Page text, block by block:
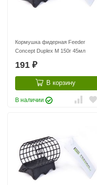
Кормушка фидерная Feeder
Concept Duplex M 150г 45мл
191 ₽
В корзину
В наличии